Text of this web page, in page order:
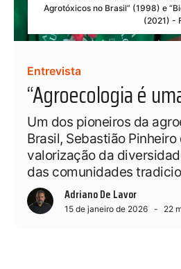
Agrotóxicos no Brasil” (1998) e
(2021) -
Entrevista
“Agroecologia é
Um dos pioneiros da
Brasil, Sebastião
valorização da
das comunidades
Adriano De Lavor
15 de janeiro de 2026 22